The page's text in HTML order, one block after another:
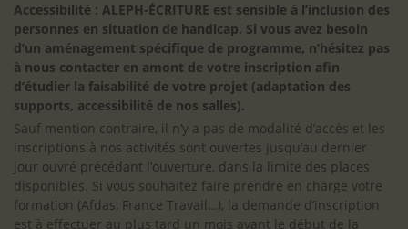
Accessibilité : ALEPH-ÉCRITURE est sensible à l’inclusion des
personnes en situation de handicap. Si vous avez besoin
d’un aménagement spécifique de programme, n’hésitez pas
à nous contacter en amont de votre inscription afin
d’étudier la faisabilité de votre projet (adaptation des
supports, accessibilité de nos salles).
Sauf mention contraire, il n’y a pas de modalité d’accès et les
inscriptions à nos activités sont ouvertes jusqu’au dernier
jour ouvré précédant l’ouverture, dans la limite des places
disponibles. Si vous souhaitez faire prendre en charge votre
formation (Afdas, France Travail…), la demande d’inscription
est à effectuer au plus tard un mois avant le début de la